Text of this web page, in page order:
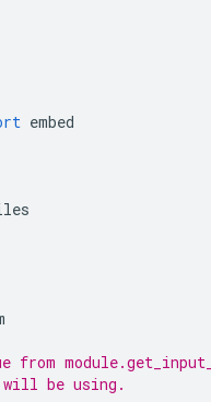
embed
from
will be using.